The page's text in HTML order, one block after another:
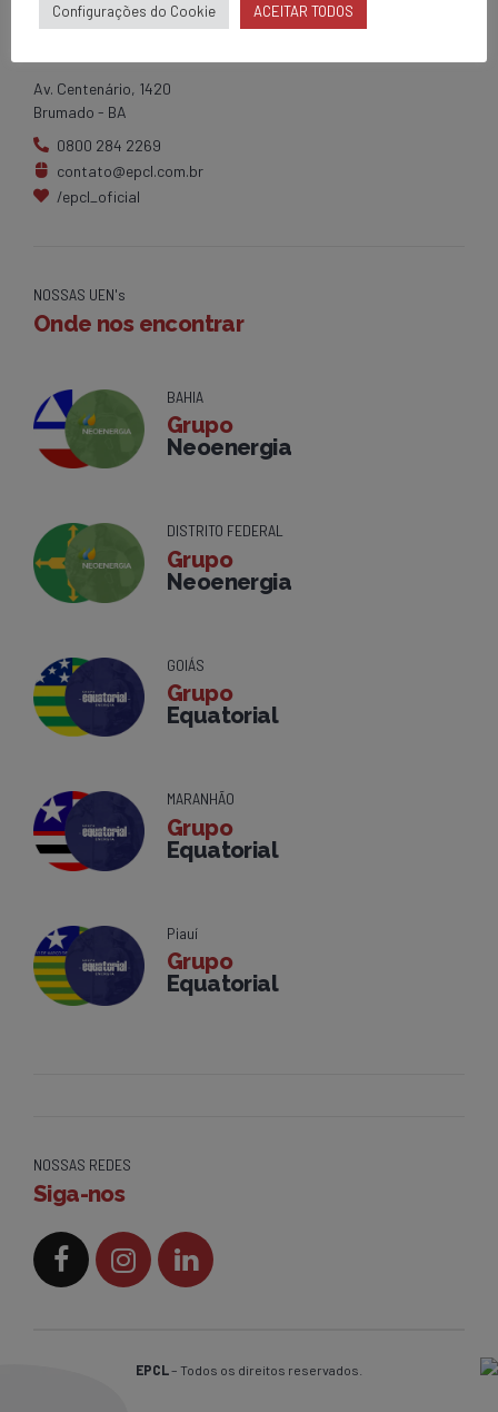
EPCL
Av. Centenário, 1420
Brumado - BA
0800 284 2269
contato@epcl.com.br
/epcl_oficial
NOSSAS UEN's
Onde nos encontrar
BAHIA
Grupo
Neoenergia
DISTRITO FEDERAL
Grupo
Neoenergia
GOIÁS
Grupo
Equatorial
MARANHÃO
Grupo
Equatorial
Piauí
Grupo
Equatorial
NOSSAS REDES
Siga-nos
EPCL – Todos os direitos reservados.
Configurações do Cookie ACEITAR TODOS